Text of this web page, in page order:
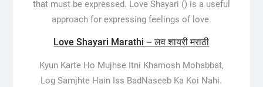
that must be expressed. Love Shayari () is a useful
approach for expressing feelings of love.
Love Shayari Marathi – लव शायरी मराठी
Kyun Karte Ho Mujhse Itni Khamosh Mohabbat,
Log Samjhte Hain Iss BadNaseeb Ka Koi Nahi.